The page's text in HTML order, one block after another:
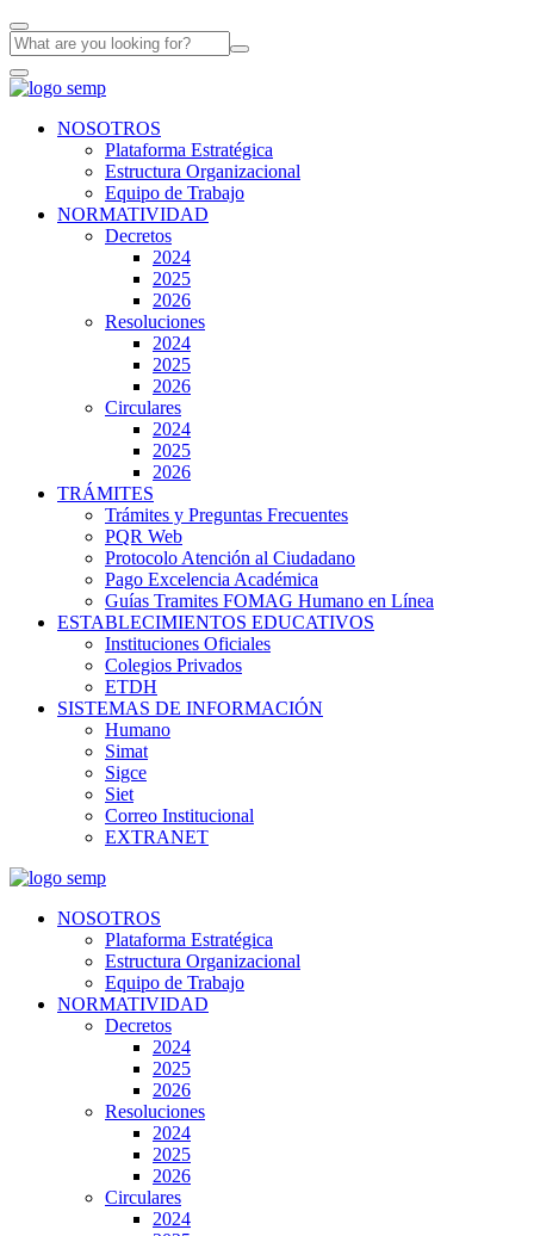
NOSOTROS
Plataforma Estratégica
Estructura Organizacional
Equipo de Trabajo
NORMATIVIDAD
Decretos
2024
2025
2026
Resoluciones
2024
2025
2026
Circulares
2024
2025
2026
TRÁMITES
Trámites y Preguntas Frecuentes
PQR Web
Protocolo Atención al Ciudadano
Pago Excelencia Académica
Guías Tramites FOMAG Humano en Línea
ESTABLECIMIENTOS EDUCATIVOS
Instituciones Oficiales
Colegios Privados
ETDH
SISTEMAS DE INFORMACIÓN
Humano
Simat
Sigce
Siet
Correo Institucional
EXTRANET
NOSOTROS
Plataforma Estratégica
Estructura Organizacional
Equipo de Trabajo
NORMATIVIDAD
Decretos
2024
2025
2026
Resoluciones
2024
2025
2026
Circulares
2024